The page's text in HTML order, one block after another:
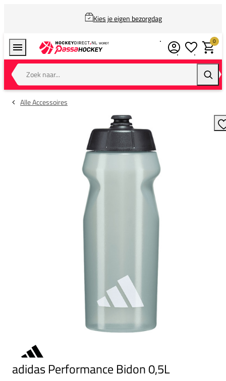
Kies je eigen bezorgdag
Zoek naar...
0
Alle Accessoires
adidas Performance Bidon 0,5L